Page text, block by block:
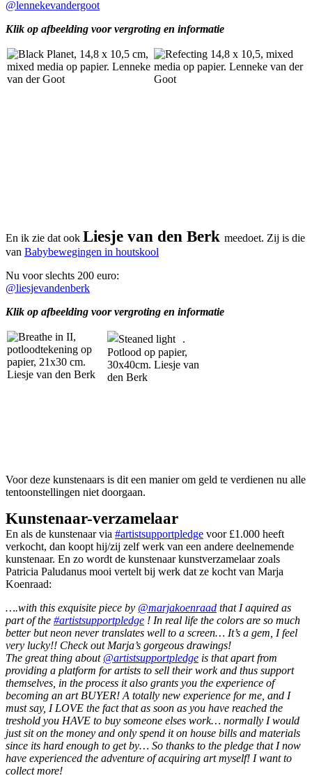
@lennekevandergoot
Klik op afbeelding voor vergroting en informatie
En ik zie dat ook Liesje van den Berk meedoet. Zij is die
van Babybewegingen in houtskool
Nu voor slechts 200 euro:
@liesjevandenberk
Klik op afbeelding voor vergroting en informatie
Voor deze kunstenaars is dit een manier om geld te verdienen nu alle
tentoonstellingen niet doorgaan.
Kunstenaar-verzamelaar
En als de kunstenaar via #artistsupportpledge voor £1.000 heeft
verkocht, dan koopt hij/zij zelf werk van een andere deelnemende
kunstenaar. En zo wordt de kunstenaar kunstverzamelaar zoals
Patricia Paludanus mooi vertelt bij werk dat ze kocht van Marja
Koenraad:
….with this exquisite piece by @marjakoenraad that I aquired as
part of the #artistsupportpledge ! In real life the colors are so much
better but neon never translates well to a screen… It’s a gem, I feel
very lucky!! Check out Marja’s gorgeous drawings!
The great thing about @artistsupportpledge is that apart from
providing a platform for artists to sell their work and thus support
themselves, in the process it also grants you the experience of
becoming an art BUYER! A totally new experience for me, and I
must say, I LOVE the fact that as soon as you have reached the
treshold you HAVE to buy someone elses work… normally I would
just sit on the money and only spend it on house bills and materials
since its hard enough to get by… So thanks to the pledge that I now
have experienced the adventure of acquiring art myself! I want to
collect more!